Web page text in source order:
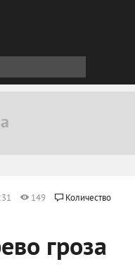
149
Количество
гроза